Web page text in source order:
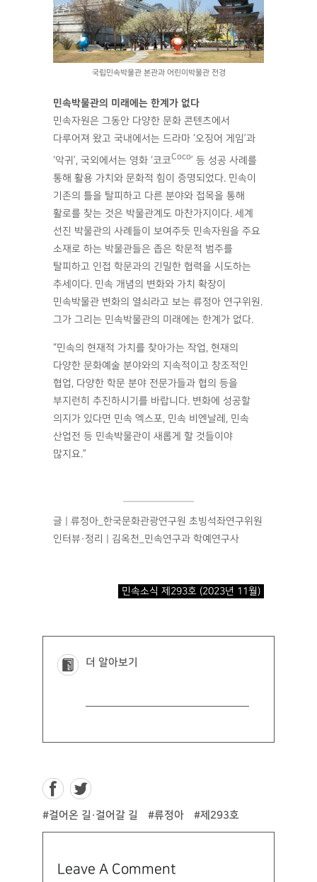
국립민속박물관 본관과 어린이박물관 전경
민속박물관의 미래에는 한계가 없다
민속자원은 그동안 다양한 문화 콘텐츠에서
다루어져 왔고 국내에서는 드라마 ‘오징어 게임’과
‘악귀’, 국외에서는 영화 ‘코코Coco’ 등 성공 사례를
통해 활용 가치와 문화적 힘이 증명되었다. 민속이
기존의 틀을 탈피하고 다른 분야와 접목을 통해
활로를 찾는 것은 박물관계도 마찬가지이다. 세계
선진 박물관의 사례들이 보여주듯 민속자원을 주요
소재로 하는 박물관들은 좁은 학문적 범주를
탈피하고 인접 학문과의 긴밀한 협력을 시도하는
추세이다. 민속 개념의 변화와 가치 확장이
민속박물관 변화의 열쇠라고 보는 류정아 연구위원.
그가 그리는 민속박물관의 미래에는 한계가 없다.
“민속의 현재적 가치를 찾아가는 작업, 현재의
다양한 문화예술 분야와의 지속적이고 창조적인
협업, 다양한 학문 분야 전문가들과 협의 등을
부지런히 추진하시기를 바랍니다. 변화에 성공할
의지가 있다면 민속 엑스포, 민속 비엔날레, 민속
산업전 등 민속박물관이 새롭게 할 것들이야
많지요.”
글 | 류정아_한국문화관광연구원 초빙석좌연구위원
인터뷰·정리 | 김옥천_민속연구과 학예연구사
민속소식 제293호 (2023년 11월)
더 알아보기
#걸어온 길·걸어갈 길 #류정아 #제293호
Leave A Comment